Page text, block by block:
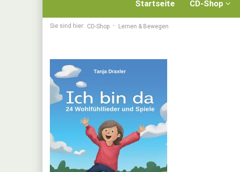
Startseite CD-Shop
Sie sind hier: CD-Shop Lernen & Bewegen